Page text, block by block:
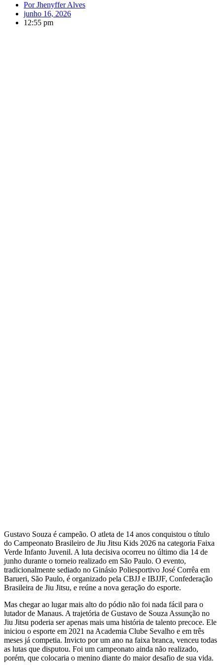
PorJhenyffer Alves
junho 16, 2026
12:55 pm
Gustavo Souza é campeão. O atleta de 14 anos conquistou o título
do Campeonato Brasileiro de Jiu Jitsu Kids 2026 na categoria Faixa
Verde Infanto Juvenil. A luta decisiva ocorreu no último dia 14 de
junho durante o torneio realizado em São Paulo. O evento,
tradicionalmente sediado no Ginásio Poliesportivo José Corrêa em
Barueri, São Paulo, é organizado pela CBJJ e IBJJF, Confederação
Brasileira de Jiu Jitsu, e reúne a nova geração do esporte.
Mas chegar ao lugar mais alto do pódio não foi nada fácil para o
lutador de Manaus. A trajetória de Gustavo de Souza Assunção no
Jiu Jitsu poderia ser apenas mais uma história de talento precoce. Ele
iniciou o esporte em 2021 na Academia Clube Sevalho e em três
meses já competia. Invicto por um ano na faixa branca, venceu todas
as lutas que disputou. Foi um campeonato ainda não realizado,
porém, que colocaria o menino diante do maior desafio de sua vida.